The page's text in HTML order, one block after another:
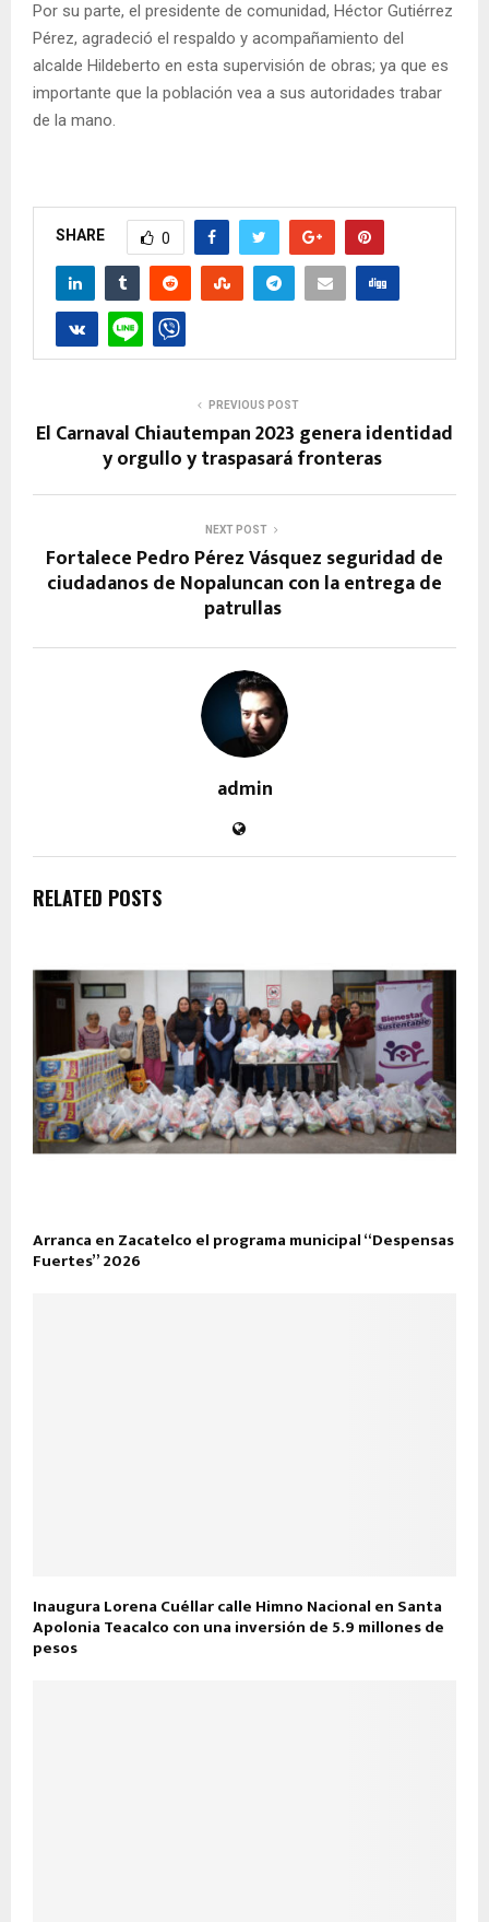
Por su parte, el presidente de comunidad, Héctor Gutiérrez
Pérez, agradeció el respaldo y acompañamiento del
alcalde Hildeberto en esta supervisión de obras; ya que es
importante que la población vea a sus autoridades trabar
de la mano.
SHARE 0
PREVIOUS POST
El Carnaval Chiautempan 2023 genera identidad
y orgullo y traspasará fronteras
NEXT POST
Fortalece Pedro Pérez Vásquez seguridad de
ciudadanos de Nopaluncan con la entrega de
patrullas
admin
RELATED POSTS
Arranca en Zacatelco el programa municipal “Despensas
Fuertes” 2026
Inaugura Lorena Cuéllar calle Himno Nacional en Santa
Apolonia Teacalco con una inversión de 5.9 millones de
pesos